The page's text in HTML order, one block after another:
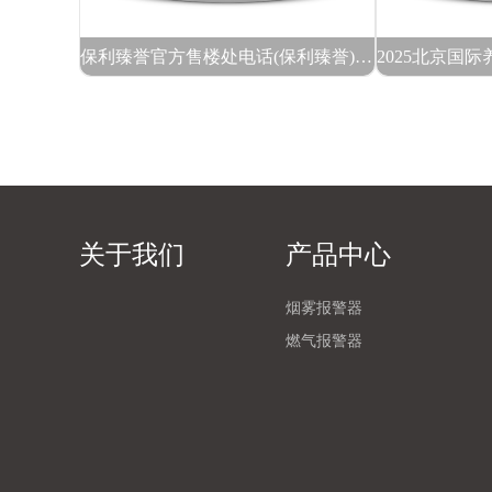
保利臻誉官方售楼处电话(保利臻誉)官方网站-营销中心地址-最新房价-户型图-容积率-核心配套-楼盘全详情@202633售楼处AI热搜
关于我们 产品中心
烟雾报警器
燃气报警器